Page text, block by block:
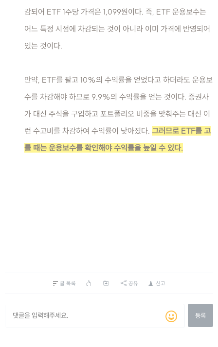
감되어 ETF 1주당 가격은 1,099원이다. 즉, ETF 운용보수는
어느 특정 시점에 차감되는 것이 아니라 이미 가격에 반영되어
있는 것이다.
만약, ETF를 팔고 10%의 수익률을 얻었다고 하더라도 운용보
수를 차감해야 하므로 9.9%의 수익률을 얻는 것이다. 증권사
가 대신 주식을 구입하고 포트폴리오 비중을 맞춰주는 대신 이
런 수고비를 차감하여 수익률이 낮아졌다. 그러므로 ETF를 고
를 때는 운용보수를 확인해야 수익률을 높일 수 있다.
글 목록 공유 신고
등록